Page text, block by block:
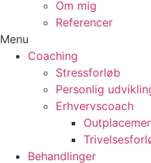
Om mig
Referencer
Menu
Coaching
Stressforløb
Personlig
Erhvervscoach
Behandlinger